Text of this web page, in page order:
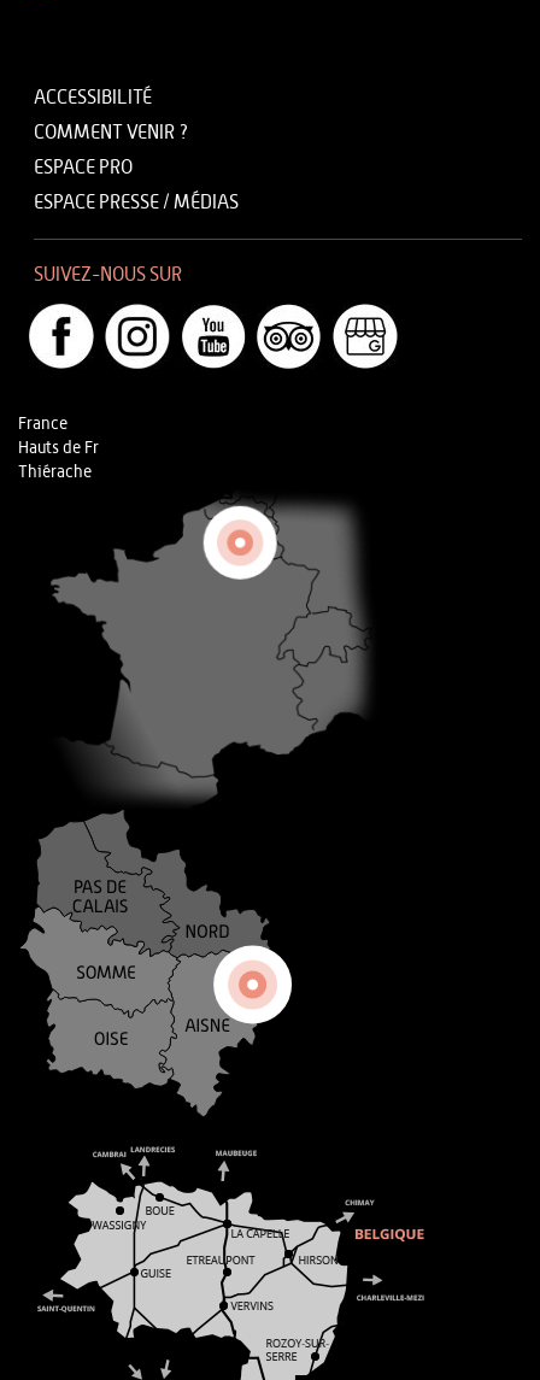
ACCESSIBILITÉ
COMMENT VENIR ?
ESPACE PRO
ESPACE PRESSE / MÉDIAS
SUIVEZ-NOUS SUR
France
Hauts de Fr
Thiérache